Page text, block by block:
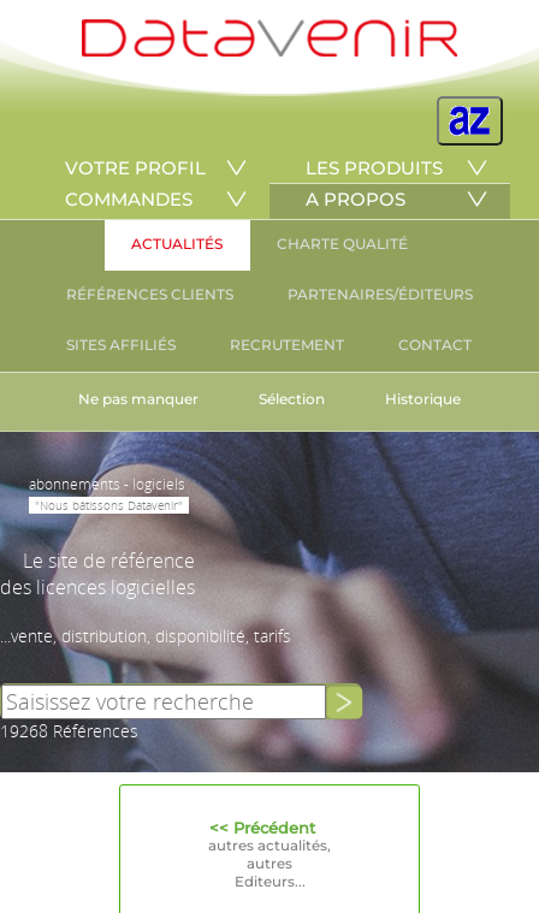
VOTRE PROFIL
LES PRODUITS
COMMANDES
A PROPOS
ACTUALITÉS CHARTE QUALITÉ
RÉFÉRENCES CLIENTS PARTENAIRES/ÉDITEURS
SITES AFFILIÉS RECRUTEMENT CONTACT
Ne pas manquer Sélection Historique
abonnements - logiciels
"Nous bâtissons Datavenir"
Le site de référence
des licences logicielles
...vente, distribution, disponibilité, tarifs
19268 Références
<< Précédent
autres actualités,
autres
Editeurs...